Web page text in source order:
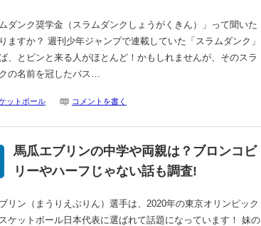
ムダンク奨学金（スラムダンクしょうがくきん）」って聞いた
ますか？ 週刊少年ジャンプで連載していた「スラムダンク」
、とピンと来る人がほとんど！かもしれませんが、そのスラ
の名前を冠したバス…
ットボール コメントを書く
馬瓜エブリンの中学や両親は？ブロンコビ
リーやハーフじゃない話も調査!
リン（まうりえぶりん）選手は、2020年の東京オリンピック
ケットボール日本代表に選ばれて話題になっています！ 妹の